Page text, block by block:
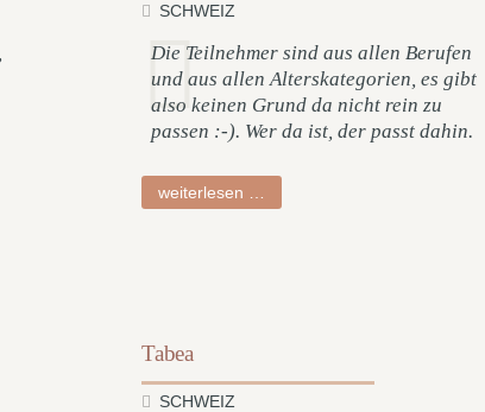
SCHWEIZ
Die Teilnehmer sind aus allen Berufen
und aus allen Alterskategorien, es gibt
also keinen Grund da nicht rein zu
passen :-). Wer da ist, der passt dahin.
weiterlesen …
Tabea
SCHWEIZ